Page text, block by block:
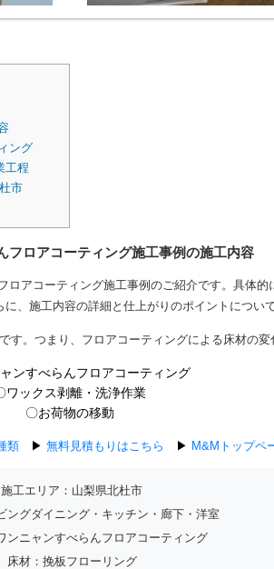
ング
工程
市
フロアコーティング施工事例の施工内容
アコーティング施工事例のご紹介です。具体
、施工内容の詳細と仕上がりのポイントについ
。つまり、フロアコーティングによる床材の変
ンすべらんフロアコーティング
ワックス剥離・洗浄作業
〇お荷物の移動
類▶ 無料見積もりはこちら ▶ M&Mトップペ
施工エリア：山梨県北杜市
ングダイニング・キッチン・廊下・洋室
ンニャンすべらんフロアコーティング
床材：挽板フローリング